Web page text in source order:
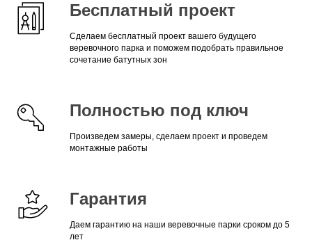
Бесплатный проект
Сделаем бесплатный проект вашего будущего
веревочного парка и поможем подобрать правильное
сочетание батутных зон
Полностью под ключ
Произведем замеры, сделаем проект и проведем
монтажные работы
Гарантия
Даем гарантию на наши веревочные парки сроком до 5
лет